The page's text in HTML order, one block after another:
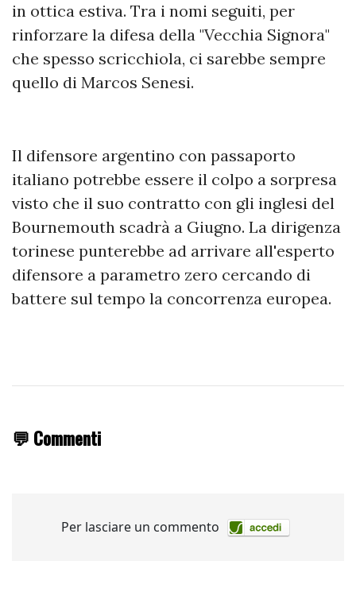
in ottica estiva. Tra i nomi seguiti, per
rinforzare la difesa della "Vecchia Signora"
che spesso scricchiola, ci sarebbe sempre
quello di Marcos Senesi.
Il difensore argentino con passaporto
italiano potrebbe essere il colpo a sorpresa
visto che il suo contratto con gli inglesi del
Bournemouth scadrà a Giugno. La dirigenza
torinese punterebbe ad arrivare all'esperto
difensore a parametro zero cercando di
battere sul tempo la concorrenza europea.
💬 Commenti